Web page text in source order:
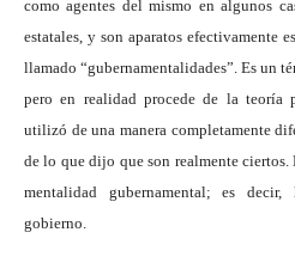
como agentes del mismo en algunos
estatales, y son aparatos efectivamente
llamado “gubernamentalidades”. Es un
pero en realidad procede de la teoría
utilizó de una manera completamente
de lo que dijo que son realmente
mentalidad gubernamental; es
gobierno.